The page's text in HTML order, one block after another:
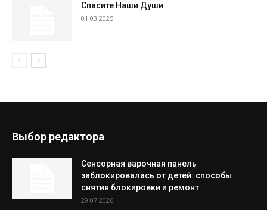
Спасите Наши Души
01.03.2025
Выбор редактора
Сенсорная варочная панель
заблокировалась от детей: способы
снятия блокировки и ремонт
29.07.2026